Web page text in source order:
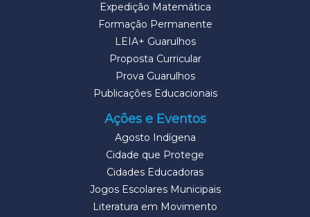
Expedição Matemática
Formação Permanente
LEIA+ Guarulhos
Proposta Curricular
Prova Guarulhos
Publicações Educacionais
Ações e Eventos
Agosto Indígena
Cidade que Protege
Cidades Educadoras
Jogos Escolares Municipais
Literatura em Movimento